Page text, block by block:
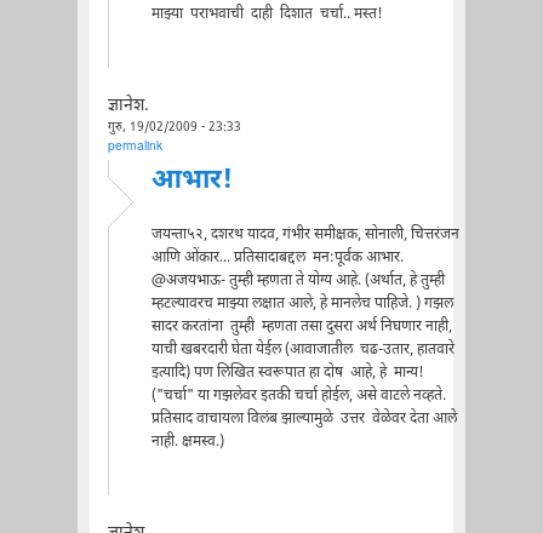
माझ्या पराभवाची दाही दिशात चर्चा.. मस्त!
ज्ञानेश.
गुरु, 19/02/2009 - 23:33
permalink
आभार!
जयन्ता५२, दशरथ यादव, गंभीर समीक्षक, सोनाली, चित्तरंजन
आणि ओंकार... प्रतिसादाबद्दल मन:पूर्वक आभार.
@अजयभाऊ- तुम्ही म्हणता ते योग्य आहे. (अर्थात, हे तुम्ही
म्हटल्यावरच माझ्या लक्षात आले, हे मानलेच पाहिजे. ) गझल
सादर करतांना तुम्ही म्हणता तसा दुसरा अर्थ निघणार नाही,
याची खबरदारी घेता येईल (आवाजातील चढ-उतार, हातवारे
इत्यादि) पण लिखित स्वरूपात हा दोष आहे, हे मान्य!
("चर्चा" या गझलेवर इतकी चर्चा होईल, असे वाटले नव्हते.
प्रतिसाद वाचायला विलंब झाल्यामुळे उत्तर वेळेवर देता आले
नाही. क्षमस्व.)